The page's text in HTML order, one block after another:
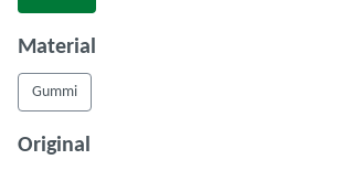
Material
Gummi
Original